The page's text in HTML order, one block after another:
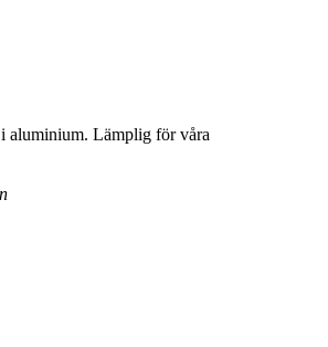
aluminium. Lämplig för våra